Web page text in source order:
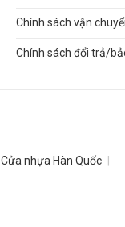
Chính sách vận
Chính sách đổi trả/
Cửa nhựa Hàn Quốc